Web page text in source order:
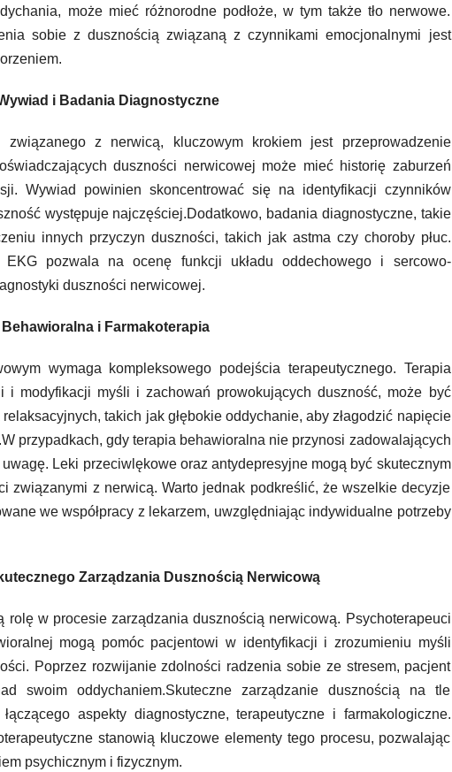
może mieć różnorodne podłoże, w tym także tło nerwowe.
sobie z dusznością związaną z czynnikami emocjonalnymi jest
i Badania Diagnostyczne
z nerwicą, kluczowym krokiem jest przeprowadzenie
duszności nerwicowej może mieć historię zaburzeń
Wywiad powinien skoncentrować się na identyfikacji czynników
występuje najczęściej.Dodatkowo, badania diagnostyczne, takie
innych przyczyn duszności, takich jak astma czy choroby płuc.
pozwala na ocenę funkcji układu oddechowego i sercowo-
duszności nerwicowej.
i Farmakoterapia
wymaga kompleksowego podejścia terapeutycznego. Terapia
i modyfikacji myśli i zachowań prowokujących duszność, może być
takich jak głębokie oddychanie, aby złagodzić napięcie
przypadkach, gdy terapia behawioralna nie przynosi zadowalających
Leki przeciwlękowe oraz antydepresyjne mogą być skutecznym
związanymi z nerwicą. Warto jednak podkreślić, że wszelkie decyzje
we współpracy z lekarzem, uwzględniając indywidualne potrzeby
Zarządzania Dusznością Nerwicową
rolę w procesie zarządzania dusznością nerwicową. Psychoterapeuci
mogą pomóc pacjentowi w identyfikacji i zrozumieniu myśli
Poprzez rozwijanie zdolności radzenia sobie ze stresem, pacjent
swoim oddychaniem.Skuteczne zarządzanie dusznością na tle
aspekty diagnostyczne, terapeutyczne i farmakologiczne.
stanowią kluczowe elementy tego procesu, pozwalając
psychicznym i fizycznym.